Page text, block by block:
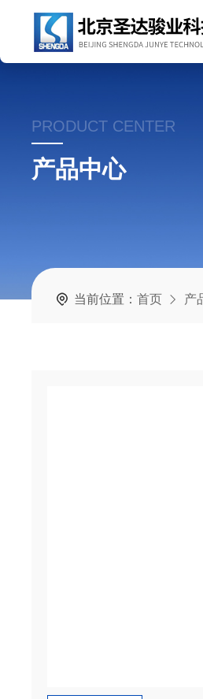
PRODUCT CENTER
产品中心
当前位置：首页 产